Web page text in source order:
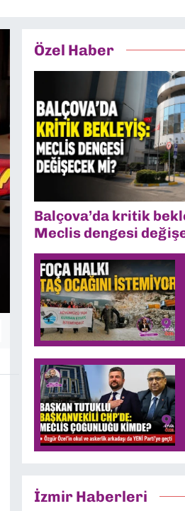
Özel Haber
Balçova’da kritik
Meclis dengesi
İzmir Haberleri